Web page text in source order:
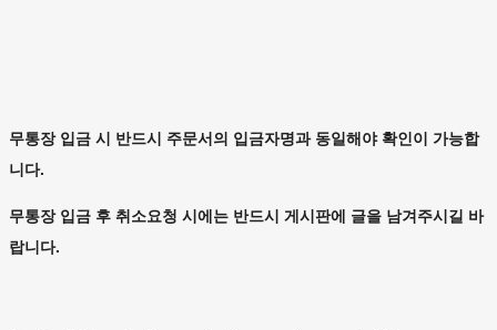
무통장 입금 시 반드시 주문서의 입금자명과 동일해야 확인이 가능합
니다.
무통장 입금 후 취소요청 시에는 반드시 게시판에 글을 남겨주시길 바
랍니다.